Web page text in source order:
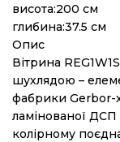
висота:200 см
глибина:37.5 см
Опис
Вітрина
шухлядою –
фабрики Gerbor-
ламінованої
колірному